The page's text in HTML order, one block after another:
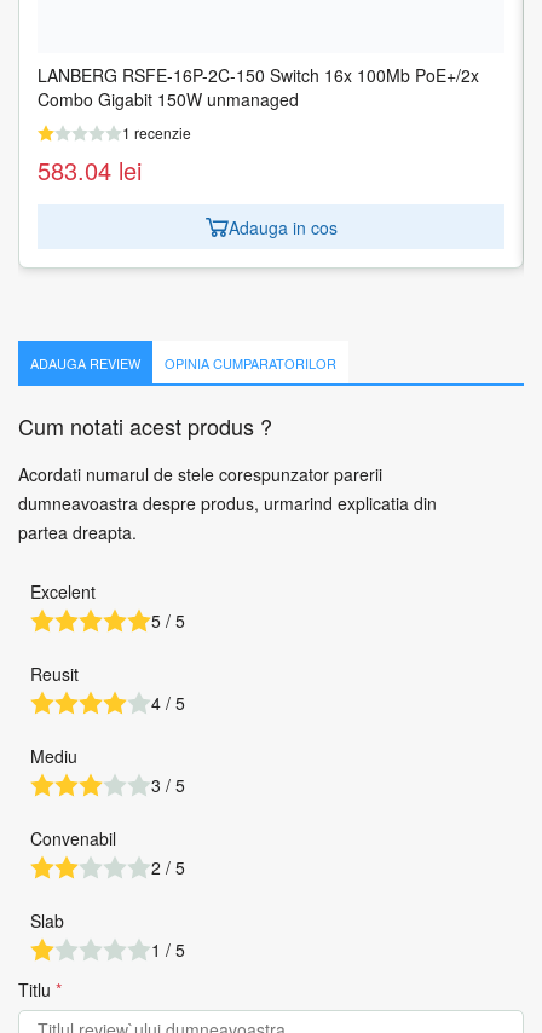
LANBERG RSFE-16P-2C-150 Switch 16x 100Mb PoE+/2x
Combo Gigabit 150W unmanaged
1 recenzie
583.04 lei
Adauga in cos
LANBERG RSFE-16P-2C-250 Switch 16x 100Mb PoE+/2x
Combo Gigabit 250W unmanaged
1 recenzie
609.68 lei
Adauga in cos
ADAUGA REVIEW OPINIA CUMPARATORILOR
Cum notati acest produs ?
Acordati numarul de stele corespunzator parerii
dumneavoastra despre produs, urmarind explicatia din
partea dreapta.
Excelent
5 / 5
Reusit
4 / 5
Mediu
3 / 5
Convenabil
2 / 5
Slab
1 / 5
Titlu *